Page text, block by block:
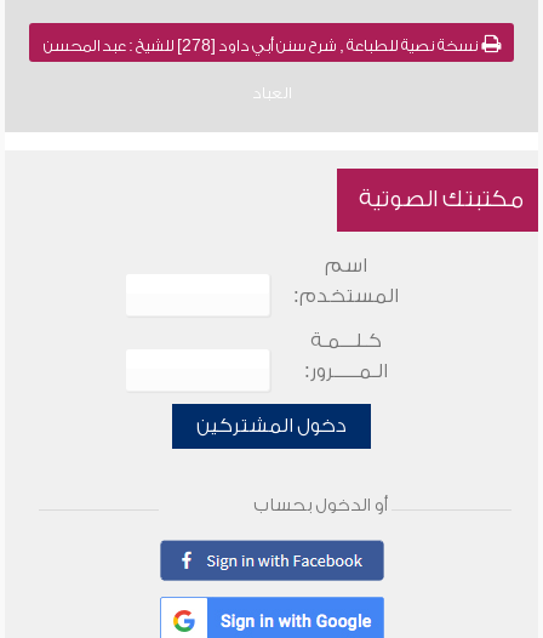
نسخة نصية للطباعة , شرح سنن أبي داود [278] للشيخ : عبد المحسن
العباد
مكتبتك الصوتية
اسم
المستخدم:
كـلـــمـة
الـمـــــرور:
دخول المشتركين
أو الدخول بحساب